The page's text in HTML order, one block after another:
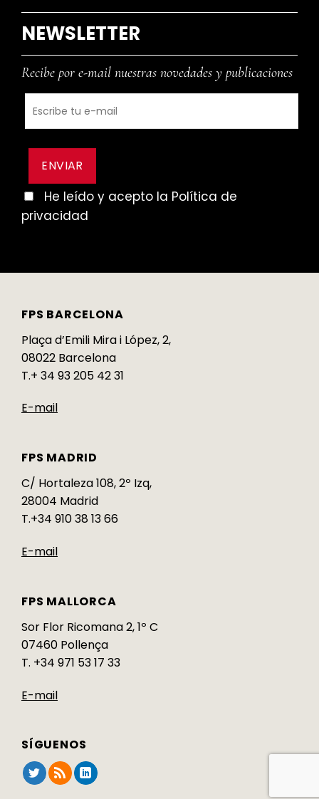
NEWSLETTER
Recibe por e-mail nuestras novedades y publicaciones
He leído y acepto la Política de
privacidad
FPS BARCELONA
Plaça d’Emili Mira i López, 2,
08022 Barcelona
T.+ 34 93 205 42 31
E-mail
FPS MADRID
C/ Hortaleza 108, 2º Izq,
28004 Madrid
T.+34 910 38 13 66
E-mail
FPS MALLORCA
Sor Flor Ricomana 2, 1º C
07460 Pollença
T. +34 971 53 17 33
E-mail
SÍGUENOS